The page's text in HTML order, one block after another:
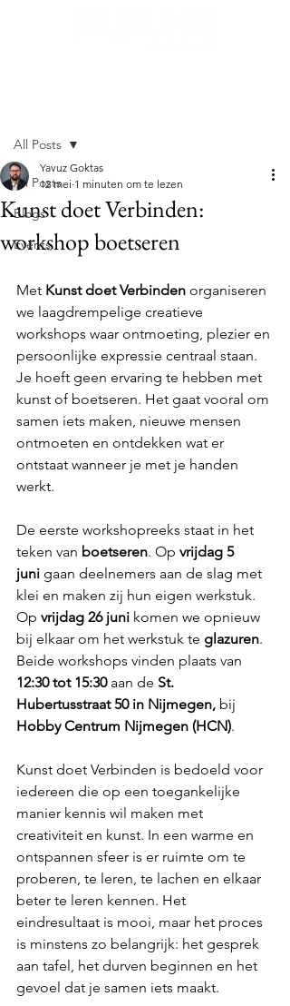
All Posts
Blogs
Events
All Posts
Kunst doet Verbinden:
workshop boetseren
Yavuz Goktas
12 mei 1 minuten om te lezen
Met Kunst doet Verbinden organiseren
we laagdrempelige creatieve
workshops waar ontmoeting, plezier en
persoonlijke expressie centraal staan.
Je hoeft geen ervaring te hebben met
kunst of boetseren. Het gaat vooral om
samen iets maken, nieuwe mensen
ontmoeten en ontdekken wat er
ontstaat wanneer je met je handen
werkt.
De eerste workshopreeks staat in het
teken van boetseren. Op vrijdag 5
juni gaan deelnemers aan de slag met
klei en maken zij hun eigen werkstuk.
Op vrijdag 26 juni komen we opnieuw
bij elkaar om het werkstuk te glazuren.
Beide workshops vinden plaats van
12:30 tot 15:30 aan de St.
Hubertusstraat 50 in Nijmegen, bij
Hobby Centrum Nijmegen (HCN).
Kunst doet Verbinden is bedoeld voor
iedereen die op een toegankelijke
manier kennis wil maken met
creativiteit en kunst. In een warme en
ontspannen sfeer is er ruimte om te
proberen, te leren, te lachen en elkaar
beter te leren kennen. Het
eindresultaat is mooi, maar het proces
is minstens zo belangrijk: het gesprek
aan tafel, het durven beginnen en het
gevoel dat je samen iets maakt.